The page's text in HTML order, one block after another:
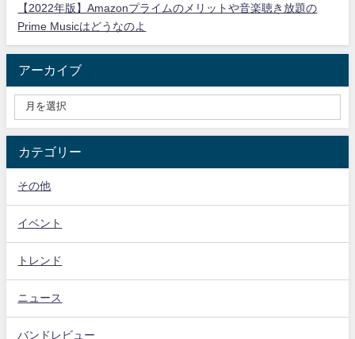
【2022年版】Amazonプライムのメリットや音楽聴き放題の
Prime Musicはどうなのよ
アーカイブ
カテゴリー
その他
イベント
トレンド
ニュース
バンドレビュー